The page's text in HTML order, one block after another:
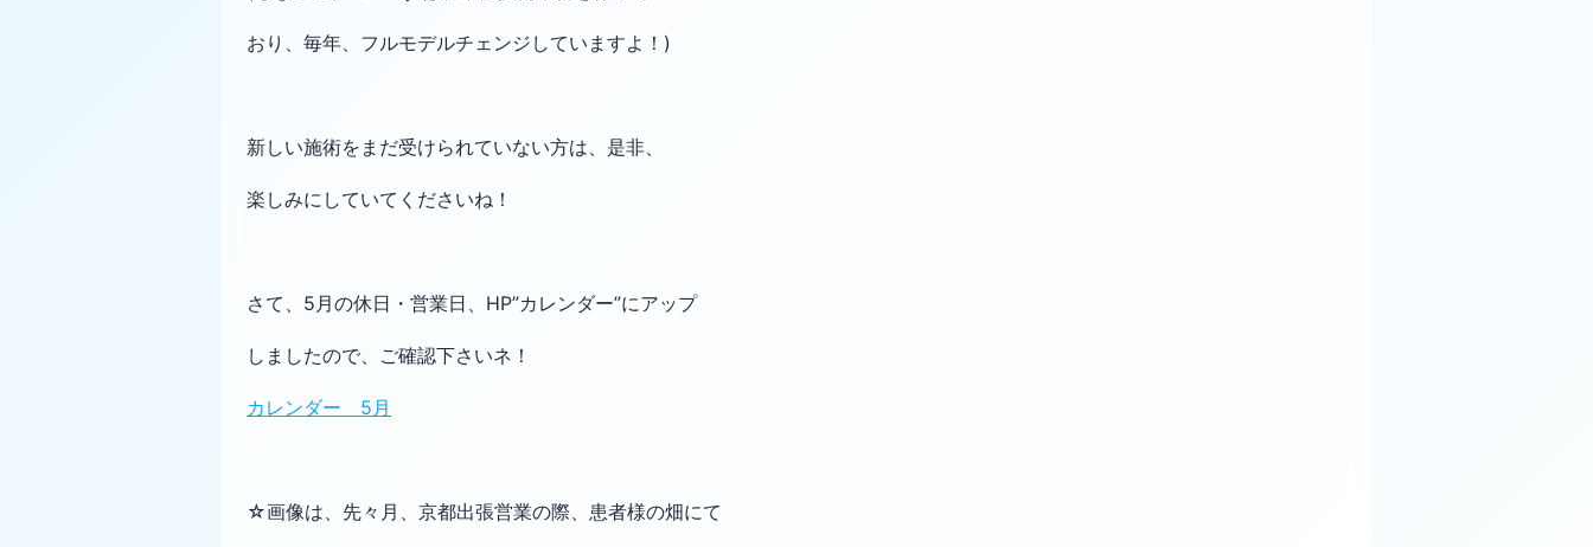
おり、毎年、フルモデルチェンジしていますよ！)
新しい施術をまだ受けられていない方は、是非、
楽しみにしていてくださいね！
さて、5月の休日・営業日、HP”カレンダー”にアップ
しましたので、ご確認下さいネ！
カレンダー 5月
☆画像は、先々月、京都出張営業の際、患者様の畑にて